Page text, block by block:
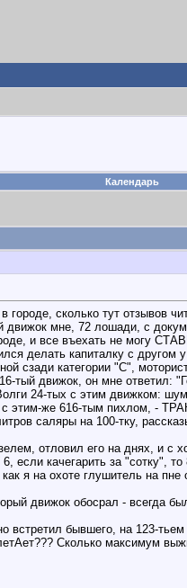
Календарь
городе, сколько тут отзывов
движок мне, 72 лошади, с
и все въехать не могу
делать капиталку с
сзади категории "С",
тый движок, он мне
24-тых с этим движком:
этим-же 616-тым пихлом, -
саляры на 100-тку,
отловил его на днях,
качегарить за "сотку", то
я на охоте глушитель на
движок обосрал - всегда
встретил бывшего, на 123-
Сколько максимум